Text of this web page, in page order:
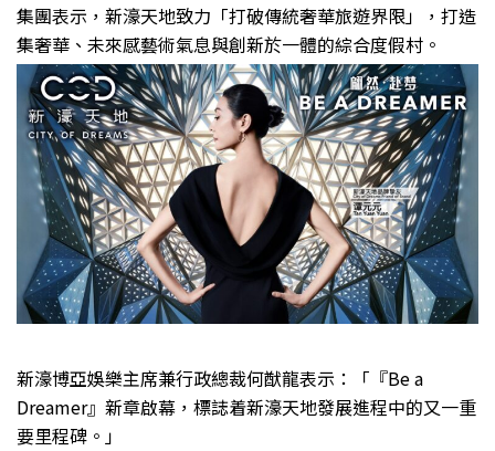
集團表示，新濠天地致力「打破傳統奢華旅遊界限」，打造
集奢華、未來感藝術氣息與創新於一體的綜合度假村。
新濠博亞娛樂主席兼行政總裁何猷龍表示：「『Be a
Dreamer』新章啟幕，標誌着新濠天地發展進程中的又一重
要里程碑。」